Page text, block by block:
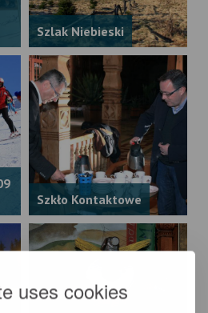
uses cookies
Szlak Niebieski
Szkło Kontaktowe